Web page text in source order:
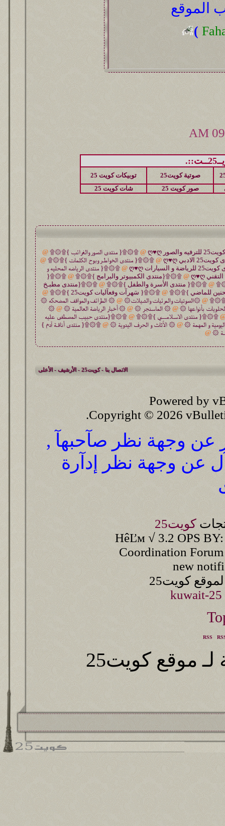
الموقع
(
صوتية كويت25
توبيكات كويت 25
صور كويت 25
شات كويت 25
@ ۩۞۩{ منتدى الصور والغرائب }۩۞۩ @
@۩۞۩{ منتدى الخواطـر وبوح الكلمات }۩۞۩ @
@۩۞۩{ منتدى الرياضه المحليه و
@۩۞۩{منتدى الكمبيوتر والبرامج }۩۞۩ @۩۞۩{
@۩۞۩{ منتدى الأسرة والطفل }۩۞۩ @۩۞۩{منتدى مطبـخ
للماضي }۩۞۩ @ ۩۞۩{ سَهرآت وفعآليات كويت25 }۩۞۩
@
}۩۞۩ @۞الصوتيات والمرئيات والشيلات۞ @۞ الطرائف والمواقف المضحكه ۞
بأنواعها ۞ @۞ الماسنجر ۞ @۞ أخبار الرياضة العالمية ۞ @۞
۩۞۩{ منتدى الاسـلامـــي }۩۞۩ @۩۞۩{منتدى حبيب المصطفى عليه
و المهمة ۞ @۞ الأثاث و الحرف اليدوية ۞ @۩۞۩{ منتدى أناقـة آدم }
۞ @
الاتصال بنا -كويت25 -الأرشيف-الأعلى
Powered by
Copyright © 2026
عن وجهة نظر صآحبهآ ,
عن وجهة نظر إدآرة
كويت25
HêĽм √ 3.2 OPS BY:
Coordination
new
كويت25
kuwait-
RSS
موقع كويت25